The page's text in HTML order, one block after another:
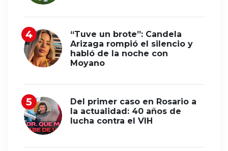
“Tuve un brote”: Candela
Arizaga rompió el silencio y
habló de la noche con
Moyano
Del primer caso en Rosario a
la actualidad: 40 años de
lucha contra el VIH